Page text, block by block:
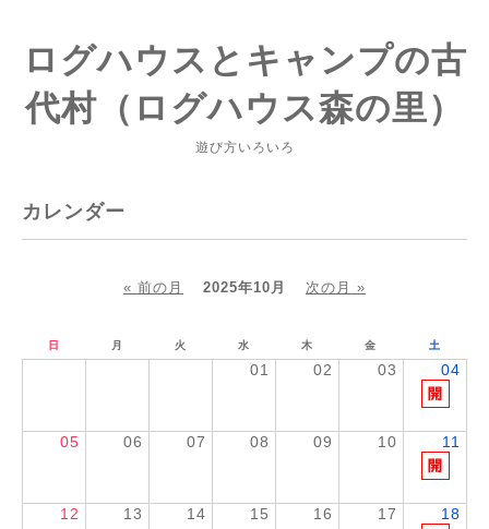
ログハウスとキャンプの古
代村（ログハウス森の里）
遊び方いろいろ
カレンダー
« 前の月 2025年10月 次の月 »
日 月 火 水 木 金 土
01 02 03 04
05 06 07 08 09 10 11
12 13 14 15 16 17 18